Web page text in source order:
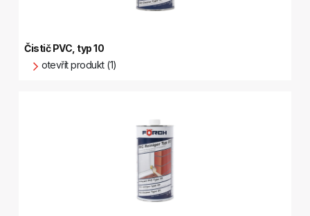
Čistič PVC, typ 10
otevřít produkt (1)